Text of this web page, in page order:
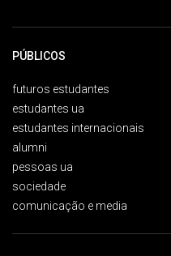
PÚBLICOS
futuros estudantes
estudantes ua
estudantes internacionais
alumni
pessoas ua
sociedade
comunicação e media